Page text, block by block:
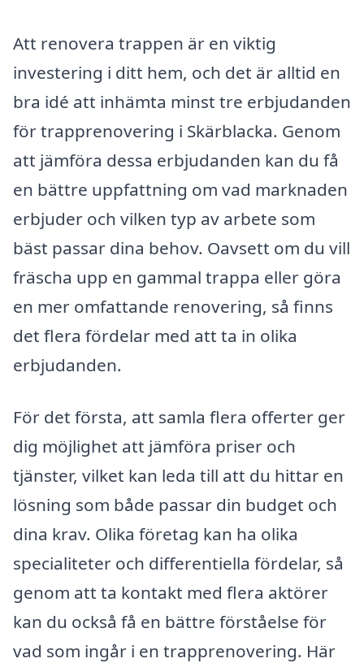
Att renovera trappen är en viktig
investering i ditt hem, och det är alltid en
bra idé att inhämta minst tre erbjudanden
för trapprenovering i Skärblacka. Genom
att jämföra dessa erbjudanden kan du få
en bättre uppfattning om vad marknaden
erbjuder och vilken typ av arbete som
bäst passar dina behov. Oavsett om du vill
fräscha upp en gammal trappa eller göra
en mer omfattande renovering, så finns
det flera fördelar med att ta in olika
erbjudanden.
För det första, att samla flera offerter ger
dig möjlighet att jämföra priser och
tjänster, vilket kan leda till att du hittar en
lösning som både passar din budget och
dina krav. Olika företag kan ha olika
specialiteter och differentiella fördelar, så
genom att ta kontakt med flera aktörer
kan du också få en bättre förståelse för
vad som ingår i en trapprenovering. Här